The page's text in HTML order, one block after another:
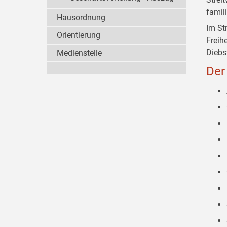
Im
Hausordnung
Orientierung
Medienstelle